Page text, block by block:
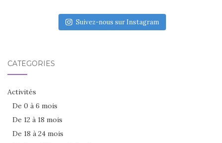
Suivez-nous sur Instagram
CATÉGORIES
Activités
De 0 à 6 mois
De 12 à 18 mois
De 18 à 24 mois